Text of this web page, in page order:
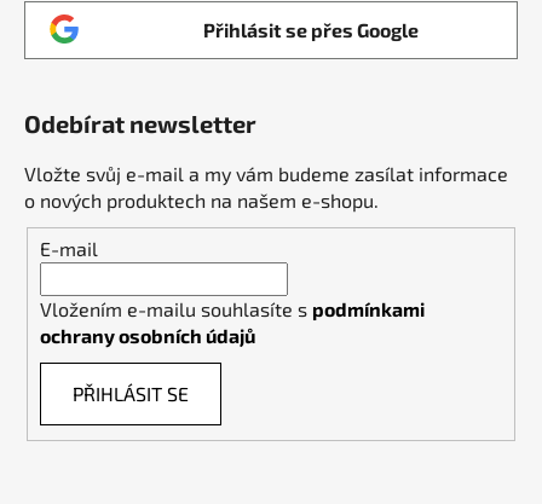
Přihlásit se přes Google
Odebírat newsletter
Vložte svůj e-mail a my vám budeme zasílat informace
o nových produktech na našem e-shopu.
E-mail
Vložením e-mailu souhlasíte s podmínkami
ochrany osobních údajů
PŘIHLÁSIT SE